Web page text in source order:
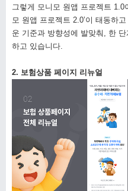
그렇게 모니모 원앱 프로젝트 1.0
모 원앱 프로젝트 2.0’이 태동하
운 기준과 방향성에 발맞춰, 한
하고 있습니다.
2. 보험상품 페이지 리뉴얼